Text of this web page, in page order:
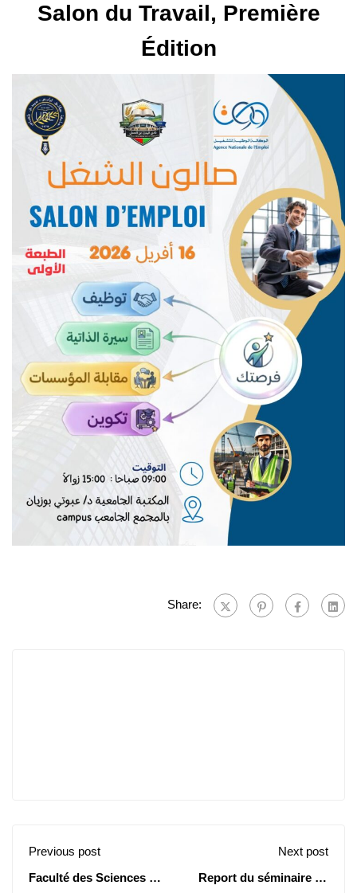
Salon du Travail, Première
Édition
Share:
Previous post
Faculté des Sciences de
Next post
Report du séminaire de